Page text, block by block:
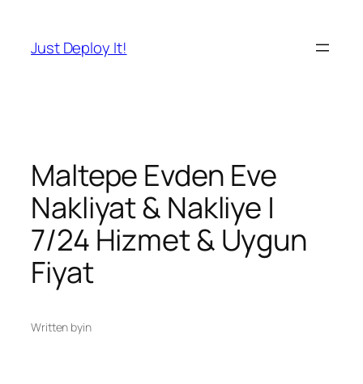
Just Deploy It!
Maltepe Evden Eve
Nakliyat & Nakliye |
7/24 Hizmet & Uygun
Fiyat
Written byin